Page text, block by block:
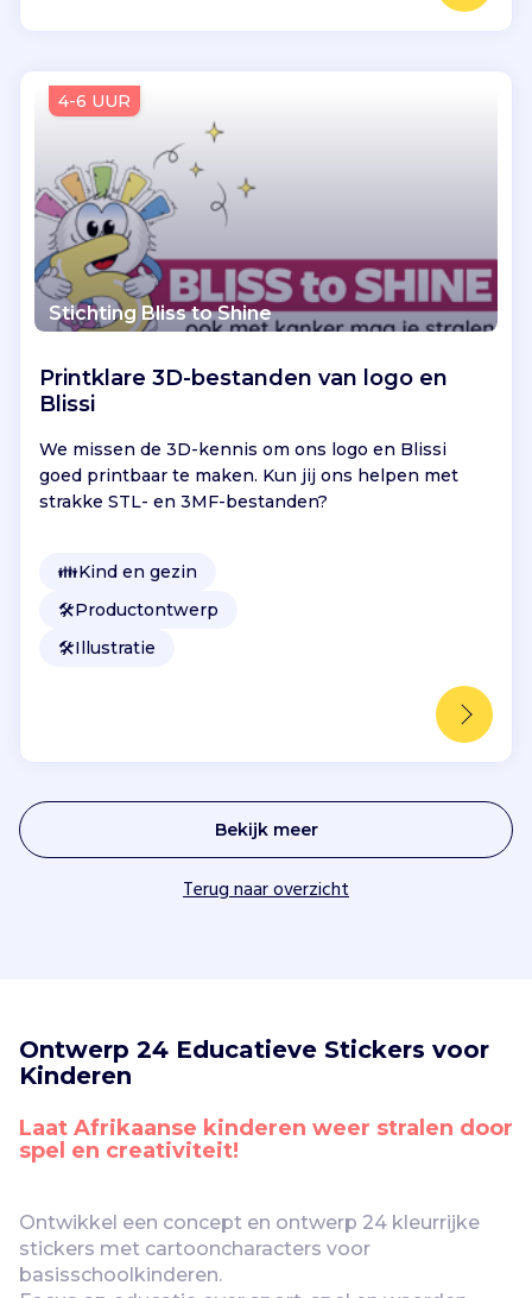
4-6 UUR
Stichting Bliss to Shine
Printklare 3D-bestanden van logo en
Blissi
We missen de 3D-kennis om ons logo en Blissi
goed printbaar te maken. Kun jij ons helpen met
strakke STL- en 3MF-bestanden?
👪Kind en gezin
🛠️Productontwerp
🛠️Illustratie
Bekijk meer
Terug naar overzicht
Ontwerp 24 Educatieve Stickers voor
Kinderen
Laat Afrikaanse kinderen weer stralen door
spel en creativiteit!
Ontwikkel een concept en ontwerp 24 kleurrijke
stickers met cartooncharacters voor
basisschoolkinderen.